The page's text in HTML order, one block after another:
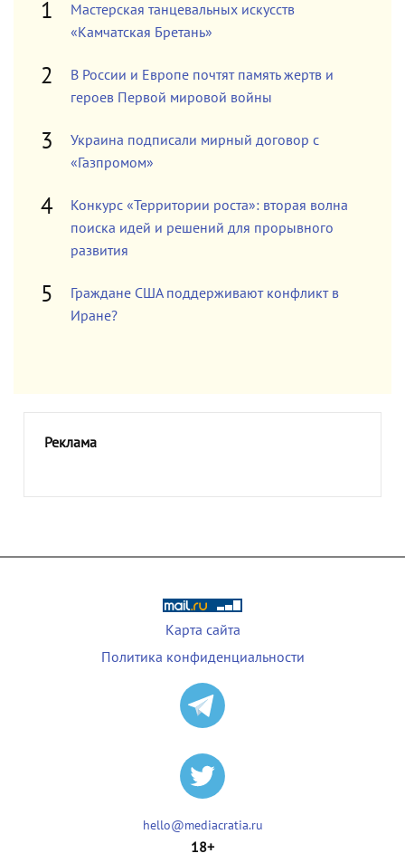
Мастерская танцевальных искусств
«Камчатская Бретань»
В России и Европе почтят память жертв и
героев Первой мировой войны
Украина подписали мирный договор с
«Газпромом»
Конкурс «Территории роста»: вторая волна
поиска идей и решений для прорывного
развития
Граждане США поддерживают конфликт в
Иране?
Реклама
Карта сайта
Политика конфиденциальности
hello@mediacratia.ru
18+